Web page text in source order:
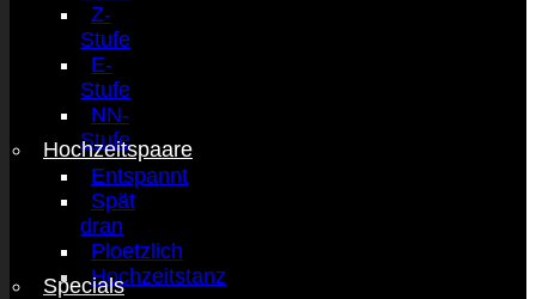
Z-
Stufe
E-
Stufe
NN-
Stufe
Hochzeitspaare
Entspannt
Spät
dran
Ploetzlich
Hochzeitstanz
Specials